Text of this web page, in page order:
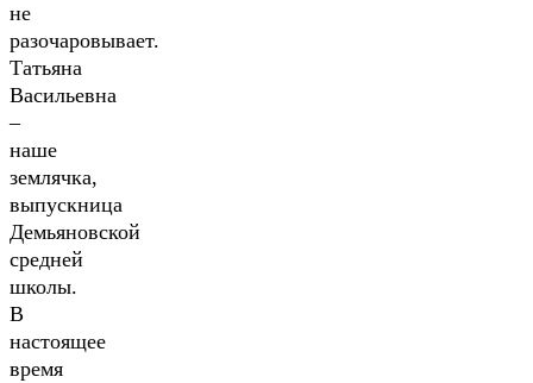
не
разочаровывает.
Татьяна
Васильевна
–
наше
землячка,
выпускница
Демьяновской
средней
школы.
В
настоящее
время